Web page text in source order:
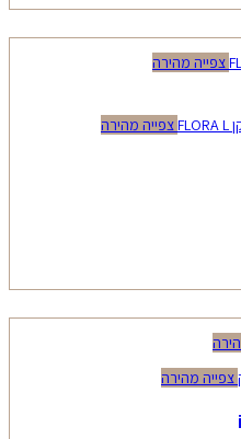
צפייה מהירה
צפייה מהירה
צפייה מהירה